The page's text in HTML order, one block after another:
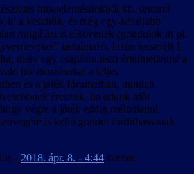
hibajelentésünkből kb. semmit
ki a készítők, és még egy-két újabb
rongálást is elkövettek (gondolok itt pl.
tartalmazó, lazán lecserélt 1
mely egy csapásra teszi értelmetlenné a
hivatkozásokat a teljes
és a játék fórumaiban, minden
érezzük, ha adunk időt
végre a játék eddig méltatlanul
is kellő gondot fordíthassanak.
- 2018. ápr. 8. - 4:44 szerint: